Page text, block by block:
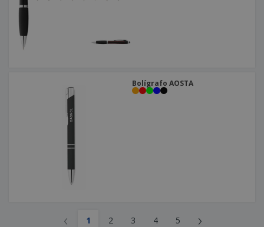
Bolígrafo AOSTA
‹ 1 2 3 4 5 ›